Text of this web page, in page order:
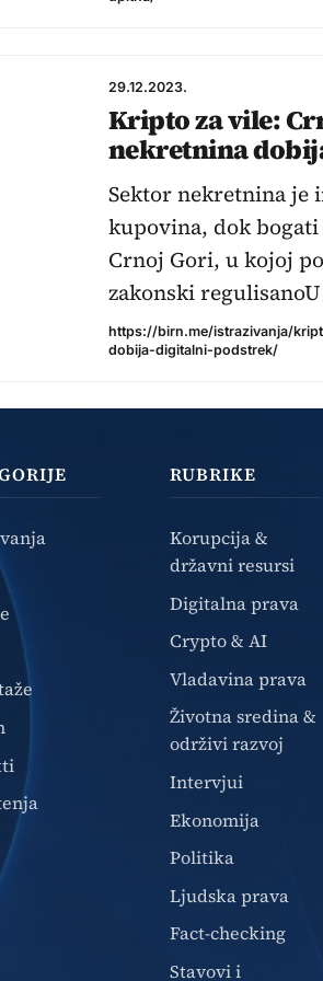
29.12.2023.
Kripto za vile:
nekretnina
Sektor nekretnina je
kupovina, dok
Crnoj Gori, u kojoj
zakonski
https://birn.me/istrazivanja/
dobija-digitalni-podstrek/
RUBRIKE
Korupcija &
državni resursi
Digitalna prava
Crypto & AI
Vladavina prava
Životna sredina &
održivi razvoj
Intervjui
Ekonomija
Politika
Ljudska prava
Fact-checking
Stavovi i